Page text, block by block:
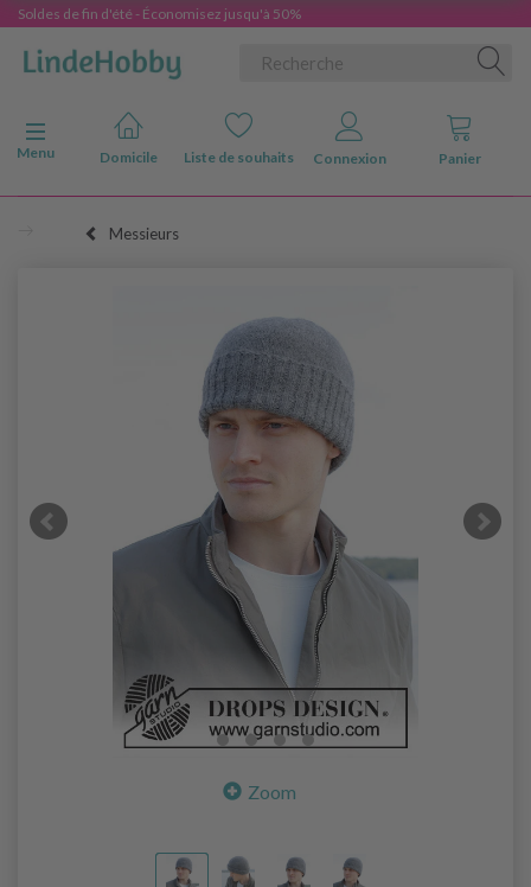
Soldes de fin d'été - Économisez jusqu'à 50%
Basculer la navigation
Menu
Domicile Liste de souhaits Connexion Panier
Messieurs
Zoom